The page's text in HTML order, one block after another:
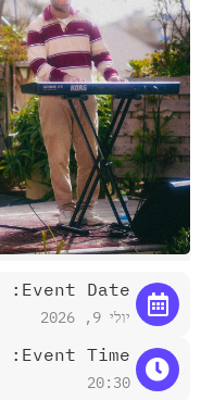
Event Date:
יולי 9, 2026
Event Time:
20:30